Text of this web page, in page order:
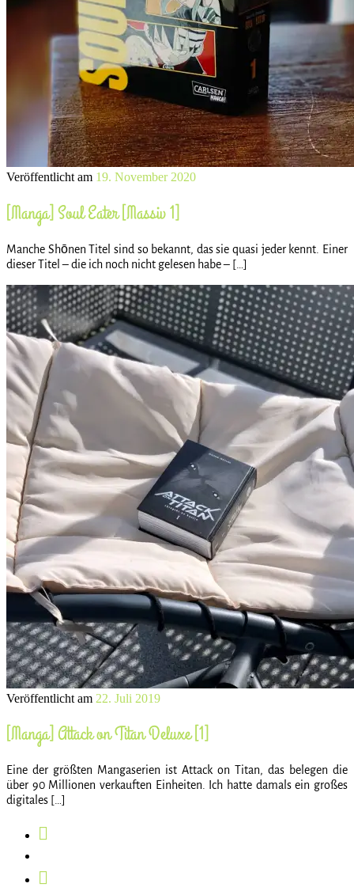
Veröffentlicht am 19. November 2020
[Manga] Soul Eater [Massiv 1]
Manche Shōnen Titel sind so bekannt, das sie quasi jeder kennt. Einer
dieser Titel – die ich noch nicht gelesen habe – […]
Veröffentlicht am 22. Juli 2019
[Manga] Attack on Titan Deluxe [1]
Eine der größten Mangaserien ist Attack on Titan, das belegen die
über 90 Millionen verkauften Einheiten. Ich hatte damals ein großes
digitales […]